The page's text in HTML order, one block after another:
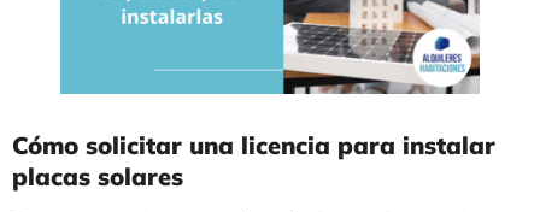
Cómo solicitar una licencia para instalar
placas solares